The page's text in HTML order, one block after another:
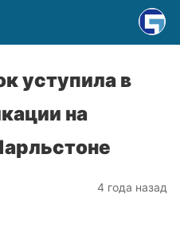
уступила в
на
4 года назад